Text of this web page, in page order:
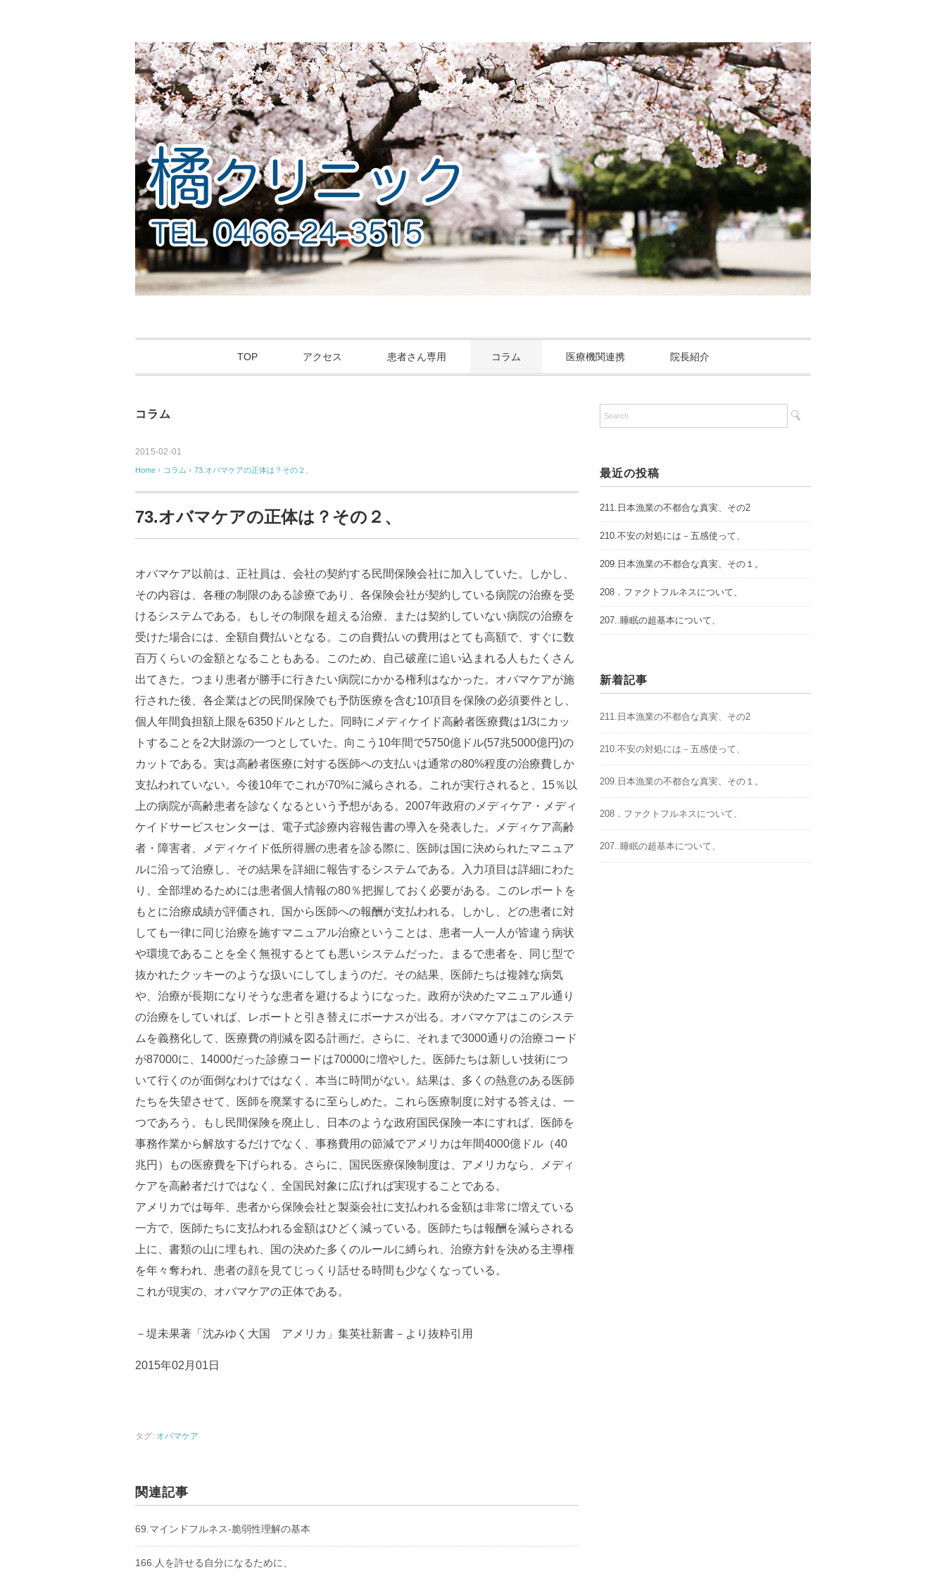
TOP アクセス 患者さん専用 コラム 医療機関連携 院長紹介
コラム
2015-02-01
Home › コラム › 73.オバマケアの正体は？その２、
73.オバマケアの正体は？その２、
オバマケア以前は、正社員は、会社の契約する民間保険会社に加入していた。しかし、
その内容は、各種の制限のある診療であり、各保険会社が契約している病院の治療を受
けるシステムである。もしその制限を超える治療、または契約していない病院の治療を
受けた場合には、全額自費払いとなる。この自費払いの費用はとても高額で、すぐに数
百万くらいの金額となることもある。このため、自己破産に追い込まれる人もたくさん
出てきた。つまり患者が勝手に行きたい病院にかかる権利はなかった。オバマケアが施
行された後、各企業はどの民間保険でも予防医療を含む10項目を保険の必須要件とし、
個人年間負担額上限を6350ドルとした。同時にメディケイド高齢者医療費は1/3にカッ
トすることを2大財源の一つとしていた。向こう10年間で5750億ドル(57兆5000億円)の
カットである。実は高齢者医療に対する医師への支払いは通常の80%程度の治療費しか
支払われていない。今後10年でこれが70%に減らされる。これが実行されると、15％以
上の病院が高齢患者を診なくなるという予想がある。2007年政府のメディケア・メディ
ケイドサービスセンターは、電子式診療内容報告書の導入を発表した。メディケア高齢
者・障害者、メディケイド低所得層の患者を診る際に、医師は国に決められたマニュア
ルに沿って治療し、その結果を詳細に報告するシステムである。入力項目は詳細にわた
り、全部埋めるためには患者個人情報の80％把握しておく必要がある。このレポートを
もとに治療成績が評価され、国から医師への報酬が支払われる。しかし、どの患者に対
しても一律に同じ治療を施すマニュアル治療ということは、患者一人一人が皆違う病状
や環境であることを全く無視するとても悪いシステムだった。まるで患者を、同じ型で
抜かれたクッキーのような扱いにしてしまうのだ。その結果、医師たちは複雑な病気
や、治療が長期になりそうな患者を避けるようになった。政府が決めたマニュアル通り
の治療をしていれば、レポートと引き替えにボーナスが出る。オバマケアはこのシステ
ムを義務化して、医療費の削減を図る計画だ。さらに、それまで3000通りの治療コード
が87000に、14000だった診療コードは70000に増やした。医師たちは新しい技術につ
いて行くのが面倒なわけではなく、本当に時間がない。結果は、多くの熱意のある医師
たちを失望させて、医師を廃業するに至らしめた。これら医療制度に対する答えは、一
つであろう。もし民間保険を廃止し、日本のような政府国民保険一本にすれば、医師を
事務作業から解放するだけでなく、事務費用の節減でアメリカは年間4000億ドル（40
兆円）もの医療費を下げられる。さらに、国民医療保険制度は、アメリカなら、メディ
ケアを高齢者だけではなく、全国民対象に広げれば実現することである。
アメリカでは毎年、患者から保険会社と製薬会社に支払われる金額は非常に増えている
一方で、医師たちに支払われる金額はひどく減っている。医師たちは報酬を減らされる
上に、書類の山に埋もれ、国の決めた多くのルールに縛られ、治療方針を決める主導権
を年々奪われ、患者の顔を見てじっくり話せる時間も少なくなっている。
これが現実の、オバマケアの正体である。
－堤未果著「沈みゆく大国 アメリカ」集英社新書－より抜粋引用
2015年02月01日
タグ: オバマケア
関連記事
69.マインドフルネス-脆弱性理解の基本
166.人を許せる自分になるために、
最近の投稿
211.日本漁業の不都合な真実、その2
210.不安の対処には－五感使って、
209.日本漁業の不都合な真実、その１。
208．ファクトフルネスについて、
207..睡眠の超基本について、
新着記事
211.日本漁業の不都合な真実、その2
210.不安の対処には－五感使って、
209.日本漁業の不都合な真実、その１。
208．ファクトフルネスについて、
207..睡眠の超基本について、